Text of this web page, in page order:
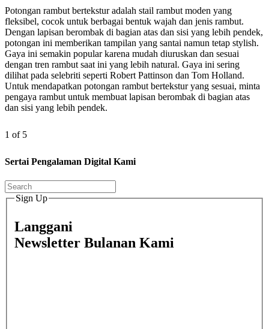
Potongan rambut bertekstur adalah stail rambut moden yang
fleksibel, cocok untuk berbagai bentuk wajah dan jenis rambut.
Dengan lapisan berombak di bagian atas dan sisi yang lebih pendek,
potongan ini memberikan tampilan yang santai namun tetap stylish.
Gaya ini semakin popular karena mudah diuruskan dan sesuai
dengan tren rambut saat ini yang lebih natural. Gaya ini sering
dilihat pada selebriti seperti Robert Pattinson dan Tom Holland.
Untuk mendapatkan potongan rambut bertekstur yang sesuai, minta
pengaya rambut untuk membuat lapisan berombak di bagian atas
dan sisi yang lebih pendek.
1 of 5
Sertai Pengalaman Digital Kami
Sign Up
Langgani
Newsletter Bulanan Kami